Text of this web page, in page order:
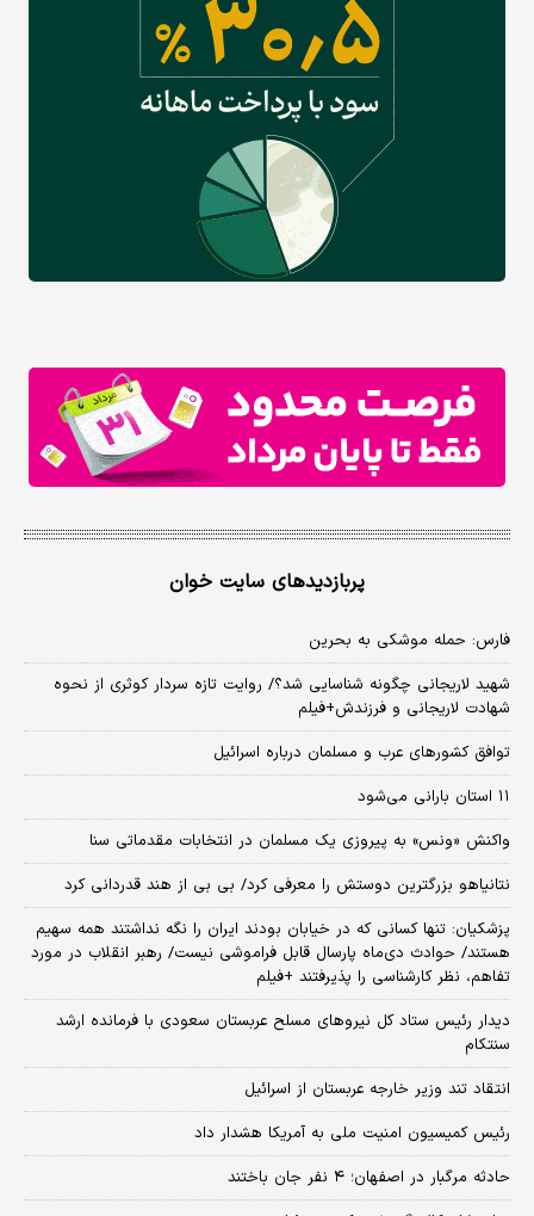
پربازدیدهای سایت خوان
فارس: حمله موشکی به بحرین
شهید لاریجانی چگونه شناسایی شد؟/ روایت تازه سردار کوثری از نحوه
شهادت لاریجانی و فرزندش+فیلم
توافق کشورهای عرب و مسلمان درباره اسرائیل
۱۱ استان بارانی می‌شود
واکنش «ونس» به پیروزی یک مسلمان در انتخابات مقدماتی سنا
نتانیاهو بزرگترین دوستش را معرفی کرد/ بی بی از هند قدردانی کرد
پزشکیان: تنها کسانی که در خیابان بودند ایران را نگه نداشتند همه سهیم
هستند/ حوادث دی‌ماه پارسال قابل فراموشی نیست/ رهبر انقلاب در مورد
تفاهم، نظر کارشناسی را پذیرفتند +فیلم
دیدار رئیس ستاد کل نیروهای مسلح عربستان سعودی با فرمانده ارشد
سنتکام
انتقاد تند وزیر خارجه عربستان از اسرائیل
رئیس کمیسیون امنیت ملی به آمریکا هشدار داد
حادثه مرگبار در اصفهان؛ ۴ نفر جان باختند